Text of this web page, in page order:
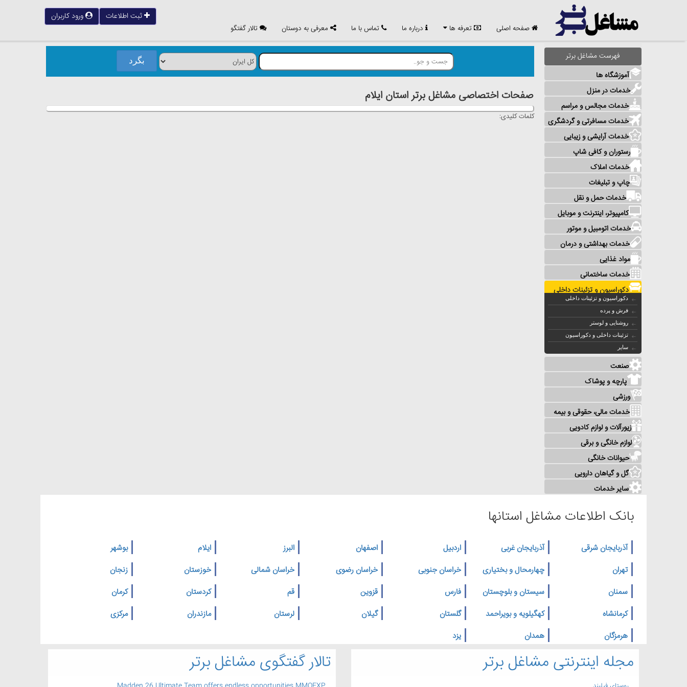
صفحه اصلی تعرفه ها درباره ما تماس با ما معرفی به دوستان تالار گفتگو
ثبت اطلاعات ورود کاربران
فهرست مشاغل برتر
آموزشگاه ها
خدمات در منزل
خدمات مجالس و مراسم
خدمات مسافرتی و گردشگری
خدمات آرایشی و زیبایی
رستوران و کافی شاپ
خدمات املاک
چاپ و تبلیغات
خدمات حمل و نقل
کامپیوتر، اینترنت و موبایل
خدمات اتومبیل و موتور
خدمات بهداشتی و درمان
مواد غذایی
خدمات ساختمانی
دکوراسیون و تزئینات داخلی
دکوراسیون و تزئینات داخلی
فرش و پرده
روشنایی و لوستر
تزئینات داخلی و دکوراسیون
سایر
صنعت
پارچه و پوشاک
ورزشی
خدمات مالی، حقوقی و بیمه
زیورآلات و لوازم کادویی
لوازم خانگی و برقی
حیوانات خانگی
گل و گیاهان دارویی
سایر خدمات
صفحات اختصاصی مشاغل برتر استان ايلام
کلمات کلیدی:
بانک اطلاعات مشاغل استانها
آذربایجان شرقی آذربایجان غربی اردبیل اصفهان البرز ایلام
بوشهر
تهران
چهارمحال و بختیاری خراسان جنوبی خراسان رضوی خراسان شمالی خوزستان
زنجان
سمنان
سیستان و بلوچستان فارس قزوین قم کردستان
کرمان
کرمانشاه
کهگیلویه و بویراحمد گلستان گیلان لرستان مازندران
مرکزی
هرمزگان
همدان یزد
تالار گفتگوی مشاغل برتر مجله اینترنتی مشاغل برتر